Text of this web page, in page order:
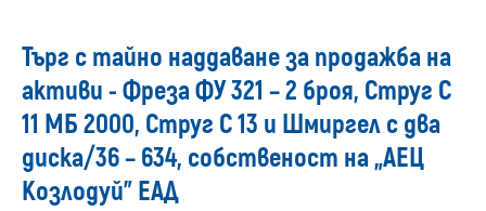
Търг с тайно наддаване за продажба на
активи - Фреза ФУ 321 – 2 броя, Струг С
11 МБ 2000, Струг С 13 и Шмиргел с два
диска/36 – 634, собственост на „АЕЦ
Козлодуй” ЕАД